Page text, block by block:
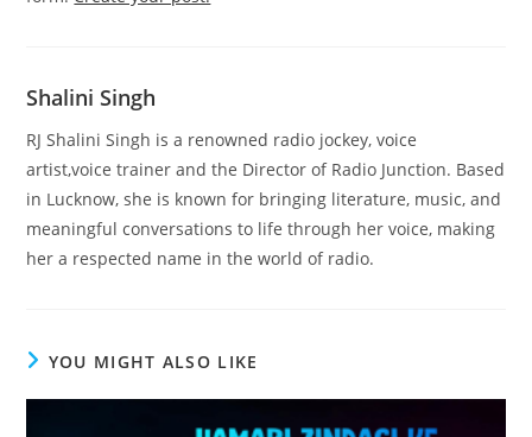
Shalini Singh
RJ Shalini Singh is a renowned radio jockey, voice
artist,voice trainer and the Director of Radio Junction. Based
in Lucknow, she is known for bringing literature, music, and
meaningful conversations to life through her voice, making
her a respected name in the world of radio.
YOU MIGHT ALSO LIKE